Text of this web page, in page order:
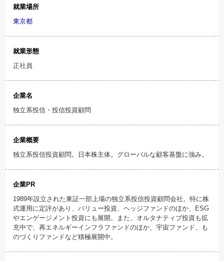
就業場所
東京都
就業形態
正社員
企業名
独立系投信・投信投資顧問
企業概要
独立系投信投資顧問。日本株主体。グローバルな顧客基盤に強み。
企業PR
1989年設立された東証一部上場の独立系投信投資顧問会社。特に株
式運用に定評があり、バリュー投資、ヘッジファンドのほか、ESG
やエンゲージメント投資にも展開。また、オルタナティブ投資も拡
充中で、再エネルギーインフラファンドのほか、宇宙ファンド、も
のづくりファンドなど積極展開中。